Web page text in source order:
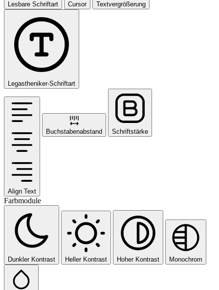
Lesbare Schriftart Cursor Textvergrößerung
Legastheniker-Schriftart
Align Text
Buchstabenabstand Schriftstärke
Farbmodule
Dunkler Kontrast Heller Kontrast Hoher Kontrast Monochrom